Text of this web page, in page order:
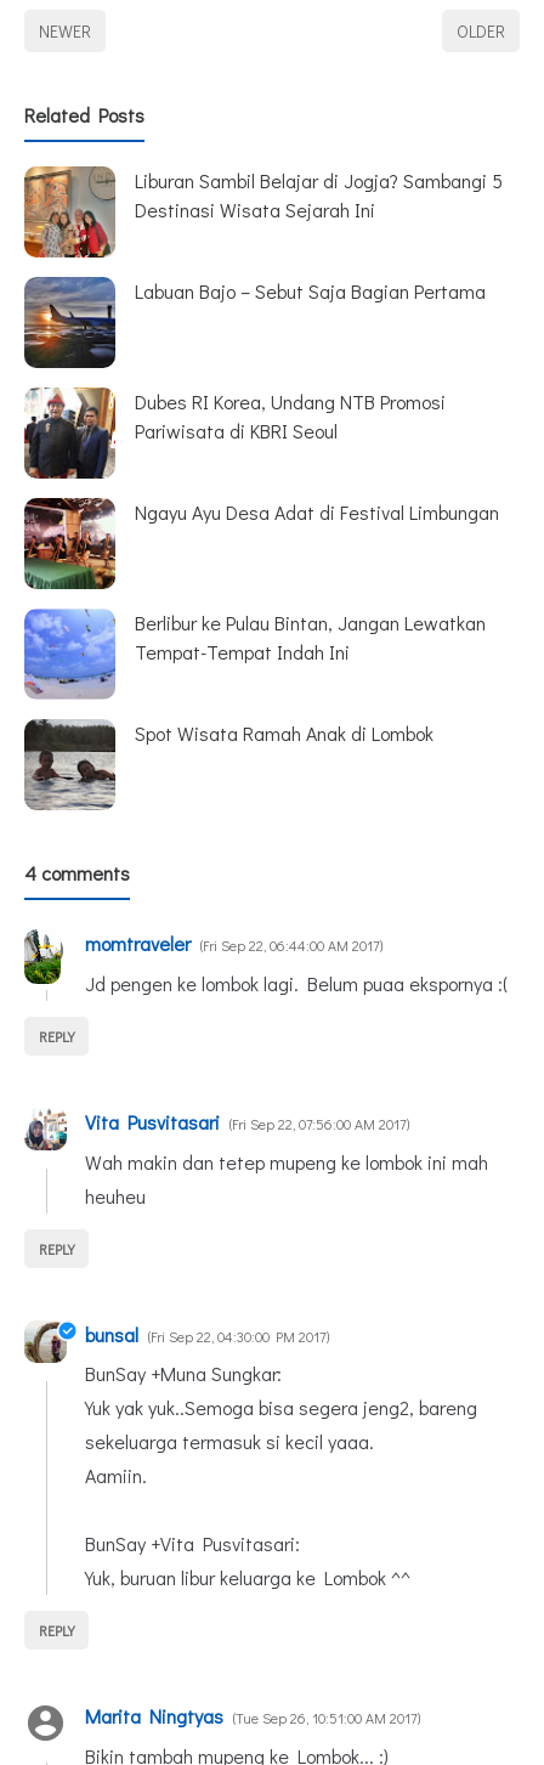
NEWER OLDER
Related Posts
Liburan Sambil Belajar di Jogja? Sambangi 5
Destinasi Wisata Sejarah Ini
Labuan Bajo – Sebut Saja Bagian Pertama
Dubes RI Korea, Undang NTB Promosi
Pariwisata di KBRI Seoul
Ngayu Ayu Desa Adat di Festival Limbungan
Berlibur ke Pulau Bintan, Jangan Lewatkan
Tempat-Tempat Indah Ini
Spot Wisata Ramah Anak di Lombok
4 comments
momtraveler Fri Sep 22, 06:44:00 AM 2017
Jd pengen ke lombok lagi. Belum puaa ekspornya :(
REPLY
Vita Pusvitasari Fri Sep 22, 07:56:00 AM 2017
Wah makin dan tetep mupeng ke lombok ini mah
heuheu
REPLY
bunsal Fri Sep 22, 04:30:00 PM 2017
BunSay +Muna Sungkar:
Yuk yak yuk..Semoga bisa segera jeng2, bareng
sekeluarga termasuk si kecil yaaa.
Aamiin.
BunSay +Vita Pusvitasari:
Yuk, buruan libur keluarga ke Lombok ^^
REPLY
Marita Ningtyas Tue Sep 26, 10:51:00 AM 2017
Bikin tambah mupeng ke Lombok... :)